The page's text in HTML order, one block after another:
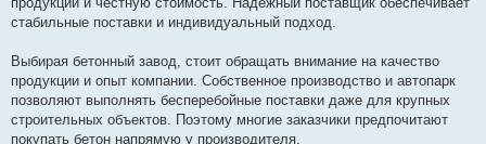
стабильные поставки и индивидуальный подход.
Выбирая бетонный завод, стоит обращать внимание на качество
продукции и опыт компании. Собственное производство и автопарк
позволяют выполнять бесперебойные поставки даже для крупных
строительных объектов. Поэтому многие заказчики предпочитают
покупать бетон напрямую у производителя.